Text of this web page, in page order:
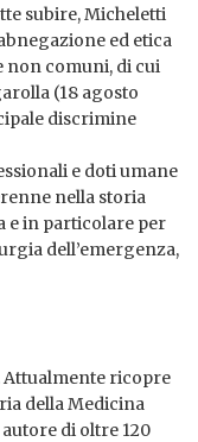
subire, Micheletti
ed etica
non comuni, di cui
(18 agosto
discrimine
e doti umane
nella storia
e in particolare per
dell’emergenza,
Attualmente ricopre
della Medicina
di oltre 120